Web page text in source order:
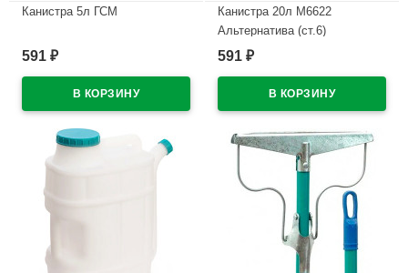
Канистра 5л ГСМ
591 ₽
Канистра 20л М6622
Альтернатива (ст.6)
В наличии
591 ₽